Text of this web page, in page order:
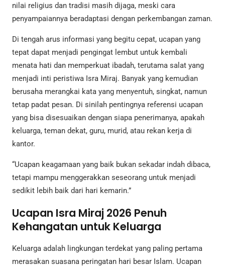
nilai religius dan tradisi masih dijaga, meski cara
penyampaiannya beradaptasi dengan perkembangan zaman.
Di tengah arus informasi yang begitu cepat, ucapan yang
tepat dapat menjadi pengingat lembut untuk kembali
menata hati dan memperkuat ibadah, terutama salat yang
menjadi inti peristiwa Isra Miraj. Banyak yang kemudian
berusaha merangkai kata yang menyentuh, singkat, namun
tetap padat pesan. Di sinilah pentingnya referensi ucapan
yang bisa disesuaikan dengan siapa penerimanya, apakah
keluarga, teman dekat, guru, murid, atau rekan kerja di
kantor.
“Ucapan keagamaan yang baik bukan sekadar indah dibaca,
tetapi mampu menggerakkan seseorang untuk menjadi
sedikit lebih baik dari hari kemarin.”
Ucapan Isra Miraj 2026 Penuh
Kehangatan untuk Keluarga
Keluarga adalah lingkungan terdekat yang paling pertama
merasakan suasana peringatan hari besar Islam. Ucapan